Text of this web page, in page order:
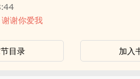
谢你爱我
目录 加入